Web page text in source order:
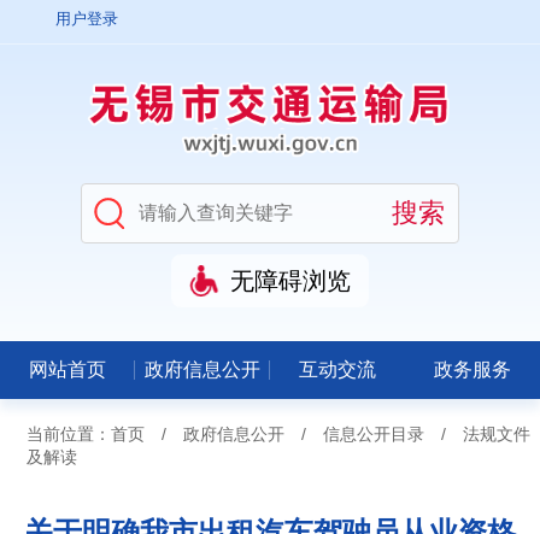
用户登录
无障碍浏览
网站首页 政府信息公开 互动交流 政务服务
当前位置： 首页 / 政府信息公开 / 信息公开目录 /
法规文件
及解读